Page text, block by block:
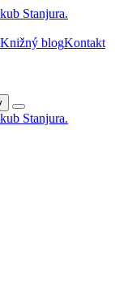
Knižný blogKontakt